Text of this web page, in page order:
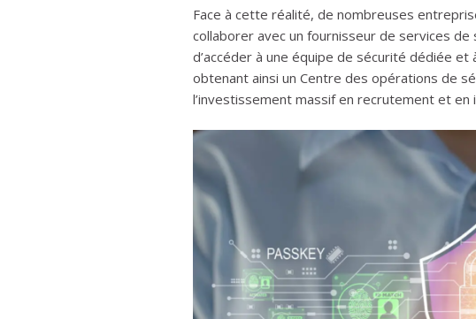
Face à cette réalité, de nombreuses
collaborer avec un fournisseur de services
d’accéder à une équipe de sécurité dédiée
obtenant ainsi un Centre des opérations de
l’investissement massif en recrutement et en